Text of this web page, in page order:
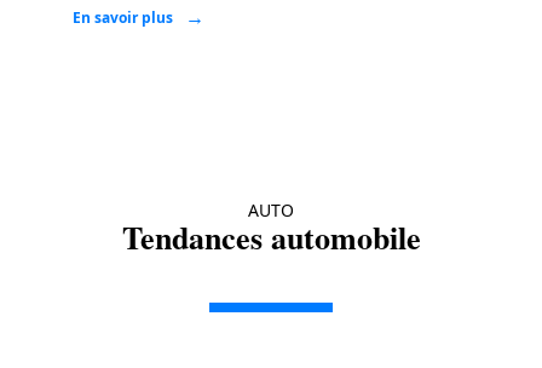
En savoir plus
AUTO
Tendances automobile